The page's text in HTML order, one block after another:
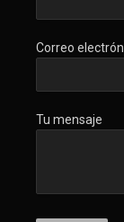
Correo
Tu mensaje